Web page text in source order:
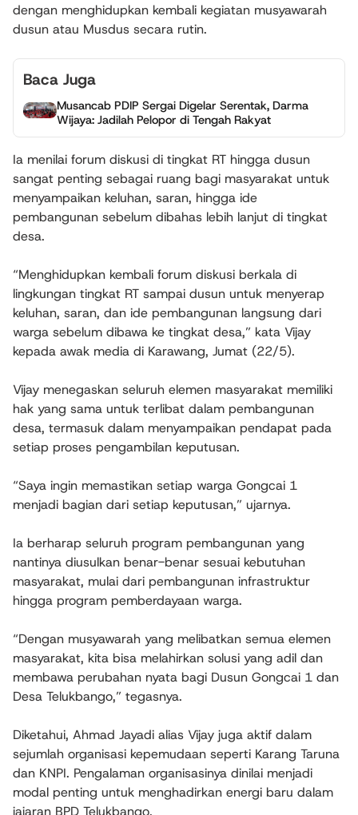
dengan menghidupkan kembali kegiatan musyawarah
dusun atau Musdus secara rutin.
Baca Juga
Musancab PDIP Sergai Digelar Serentak, Darma
Wijaya: Jadilah Pelopor di Tengah Rakyat
Ia menilai forum diskusi di tingkat RT hingga dusun
sangat penting sebagai ruang bagi masyarakat untuk
menyampaikan keluhan, saran, hingga ide
pembangunan sebelum dibahas lebih lanjut di tingkat
desa.
“Menghidupkan kembali forum diskusi berkala di
lingkungan tingkat RT sampai dusun untuk menyerap
keluhan, saran, dan ide pembangunan langsung dari
warga sebelum dibawa ke tingkat desa,” kata Vijay
kepada awak media di Karawang, Jumat (22/5).
Vijay menegaskan seluruh elemen masyarakat memiliki
hak yang sama untuk terlibat dalam pembangunan
desa, termasuk dalam menyampaikan pendapat pada
setiap proses pengambilan keputusan.
“Saya ingin memastikan setiap warga Gongcai 1
menjadi bagian dari setiap keputusan,” ujarnya.
Ia berharap seluruh program pembangunan yang
nantinya diusulkan benar-benar sesuai kebutuhan
masyarakat, mulai dari pembangunan infrastruktur
hingga program pemberdayaan warga.
“Dengan musyawarah yang melibatkan semua elemen
masyarakat, kita bisa melahirkan solusi yang adil dan
membawa perubahan nyata bagi Dusun Gongcai 1 dan
Desa Telukbango,” tegasnya.
Diketahui, Ahmad Jayadi alias Vijay juga aktif dalam
sejumlah organisasi kepemudaan seperti Karang Taruna
dan KNPI. Pengalaman organisasinya dinilai menjadi
modal penting untuk menghadirkan energi baru dalam